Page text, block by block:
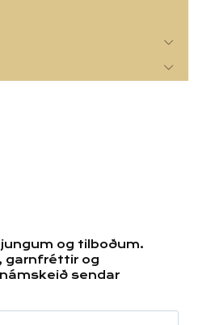
og tilboðum.
garnfréttir og
sendar